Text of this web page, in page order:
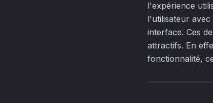
l'expérience
l'utilisateur
interface. Ces
attractifs. En
fonctionnalité,